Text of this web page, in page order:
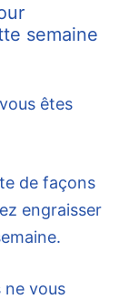
semaine
êtes
de façons
engraisser
ne vous